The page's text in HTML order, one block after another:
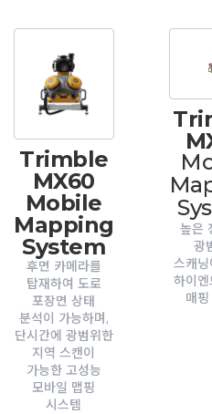
Trimble
MX60
Mobile
Mapping
System
후면 카메라를
탑재하여 도로
포장면 상태
분석이 가능하며,
단시간에 광범위한
지역 스캔이
가능한 고성능
모바일 맵핑
시스템
높은
광
스캐
하이
매